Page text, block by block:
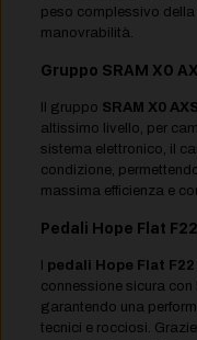
peso complessivo
manovrabilità.
Gruppo SRAM X0
Il gruppo SRAM X0 AXS
altissimo livello, per
sistema elettronico, il
condizione,
massima efficienza e
Pedali Hope Flat F22
pedali Hope Flat F22
connessione sicura
garantendo una
tecnici e rocciosi.